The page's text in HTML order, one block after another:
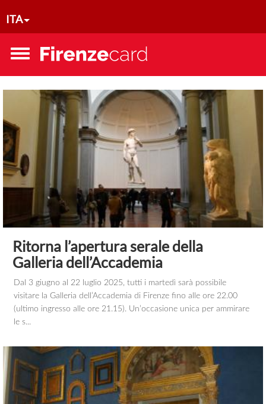
ITA
Toggle
Ritorna l’apertura serale della
Galleria dell’Accademia
Dal 3 giugno al 22 luglio 2025, tutti i martedì sarà possibile
visitare la Galleria dell’Accademia di Firenze fino alle ore 22.00
(ultimo ingresso alle ore 21.15). Un’occasione unica per ammirare
le s...